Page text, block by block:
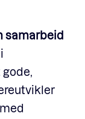
samarbeid